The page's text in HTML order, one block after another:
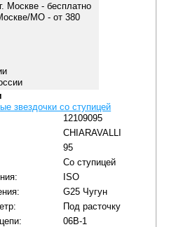
Москве - бесплатно
МО - от 380
звездочки со ступицей
12109095
CHIARAVALLI
95
Со ступицей
ISO
G25 Чугун
Под расточку
06B-1